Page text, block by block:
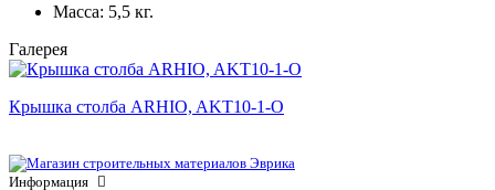
Масса: 5,5 кг.
Галерея
Крышка столба ARHIO, AKT10-1-O
Информация